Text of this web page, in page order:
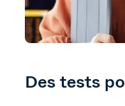
Des tests